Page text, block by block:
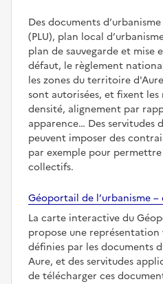
Des documents
(PLU), plan local
plan de sauvegarde et mise
défaut, le règlement
les zones du territoire
sont autorisées, et fixent
densité, alignement par
apparence… Des servitudes
peuvent imposer des
par exemple pour permettre
collectifs.
Géoportail de l’urbanisme
La carte interactive du
propose une représentation
définies par les documents
Aure, et des servitudes
de télécharger ces